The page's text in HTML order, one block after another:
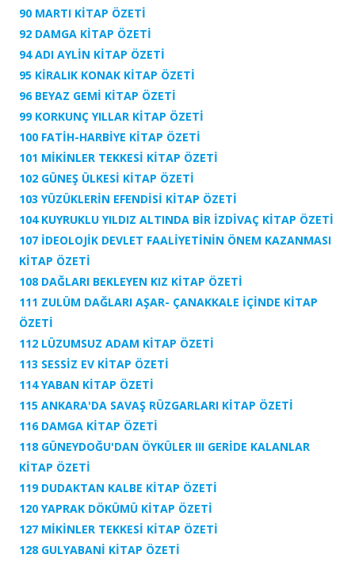
90 MARTI KİTAP ÖZETİ
92 DAMGA KİTAP ÖZETİ
94 ADI AYLİN KİTAP ÖZETİ
95 KİRALIK KONAK KİTAP ÖZETİ
96 BEYAZ GEMİ KİTAP ÖZETİ
99 KORKUNÇ YILLAR KİTAP ÖZETİ
100 FATİH-HARBİYE KİTAP ÖZETİ
101 MİKİNLER TEKKESİ KİTAP ÖZETİ
102 GÜNEŞ ÜLKESİ KİTAP ÖZETİ
103 YÜZÜKLERİN EFENDİSİ KİTAP ÖZETİ
104 KUYRUKLU YILDIZ ALTINDA BİR İZDİVAÇ KİTAP ÖZETİ
107 İDEOLOJİK DEVLET FAALİYETİNİN ÖNEM KAZANMASI
KİTAP ÖZETİ
108 DAĞLARI BEKLEYEN KIZ KİTAP ÖZETİ
111 ZULÜM DAĞLARI AŞAR- ÇANAKKALE İÇİNDE KİTAP
ÖZETİ
112 LÜZUMSUZ ADAM KİTAP ÖZETİ
113 SESSİZ EV KİTAP ÖZETİ
114 YABAN KİTAP ÖZETİ
115 ANKARA'DA SAVAŞ RÜZGARLARI KİTAP ÖZETİ
116 DAMGA KİTAP ÖZETİ
118 GÜNEYDOĞU'DAN ÖYKÜLER III GERİDE KALANLAR
KİTAP ÖZETİ
119 DUDAKTAN KALBE KİTAP ÖZETİ
120 YAPRAK DÖKÜMÜ KİTAP ÖZETİ
127 MİKİNLER TEKKESİ KİTAP ÖZETİ
128 GULYABANİ KİTAP ÖZETİ